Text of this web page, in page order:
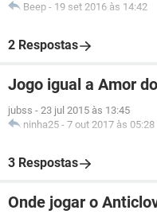
Beep - 19 set 2016 às 14:42
2 Respostas
Jogo igual a Amor
jubss - 23 jul 2015 às 13:45
ninha25 - 7 out 2017 às 05:28
3 Respostas
Onde jogar o